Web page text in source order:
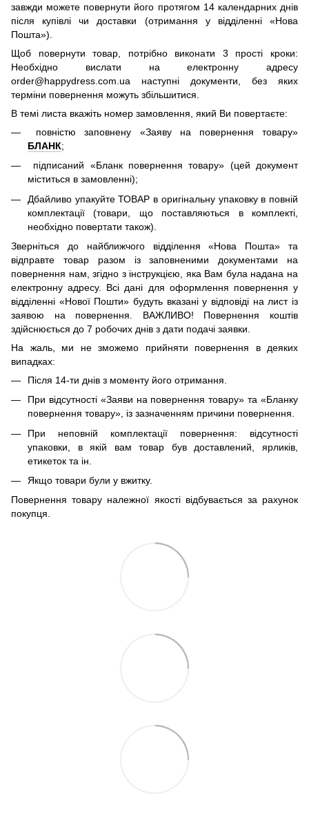
завжди можете повернути його протягом 14 календарних днів
після купівлі чи доставки (отримання у відділенні «Нова
Пошта»).
Щоб повернути товар, потрібно виконати 3 прості кроки:
Необхідно вислати на електронну адресу
order@happydress.com.ua наступні документи, без яких
терміни повернення можуть збільшитися.
В темі листа вкажіть номер замовлення, який Ви повертаєте:
повністю заповнену «Заяву на повернення товару»
БЛАНК;
підписаний «Бланк повернення товару» (цей документ
міститься в замовленні);
Дбайливо упакуйте ТОВАР в оригінальну упаковку в повній
комплектації (товари, що поставляються в комплекті,
необхідно повертати також).
Зверніться до найближчого відділення «Нова Пошта» та
відправте товар разом із заповненими документами на
повернення нам, згідно з інструкцією, яка Вам була надана на
електронну адресу. Всі дані для оформлення повернення у
відділенні «Нової Пошти» будуть вказані у відповіді на лист із
заявою на повернення. ВАЖЛИВО! Повернення коштів
здійснюється до 7 робочих днів з дати подачі заявки.
На жаль, ми не зможемо прийняти повернення в деяких
випадках:
Після 14-ти днів з моменту його отримання.
При відсутності «Заяви на повернення товару» та «Бланку
повернення товару», із зазначенням причини повернення.
При неповній комплектації повернення: відсутності
упаковки, в якій вам товар був доставлений, ярликів,
етикеток та ін.
Якщо товари були у вжитку.
Повернення товару належної якості відбувається за рахунок
покупця.